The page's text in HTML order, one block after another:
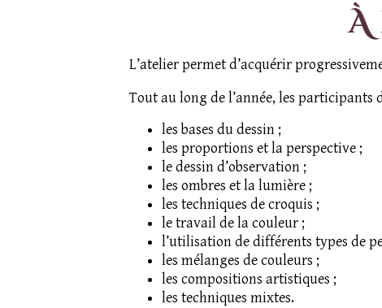
L’atelier permet d’acquérir
Tout au long de l’année, les participants
les bases du dessin ;
les proportions et la perspective ;
le dessin d’observation ;
les ombres et la lumière ;
les techniques de croquis ;
le travail de la couleur ;
l’utilisation de différents types de
les mélanges de couleurs ;
les compositions artistiques ;
les techniques mixtes.